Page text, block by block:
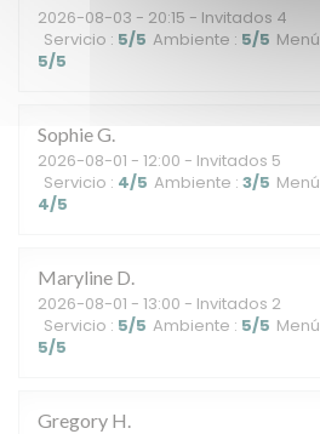
2026-08-03 - 20:15 - Invitados 4
Servicio : 5/5 Ambiente : 5/5 Menú
5/5
SophieG
2026-08-01 - 12:00 - Invitados 5
Servicio : 4/5 Ambiente : 3/5 Menú
4/5
Maryline D
2026-08-01 - 13:00 - Invitados 2
Servicio : 5/5 Ambiente : 5/5 Menú
5/5
Gregory H